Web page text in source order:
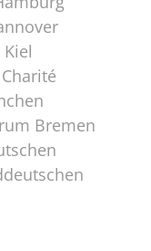
Bremen